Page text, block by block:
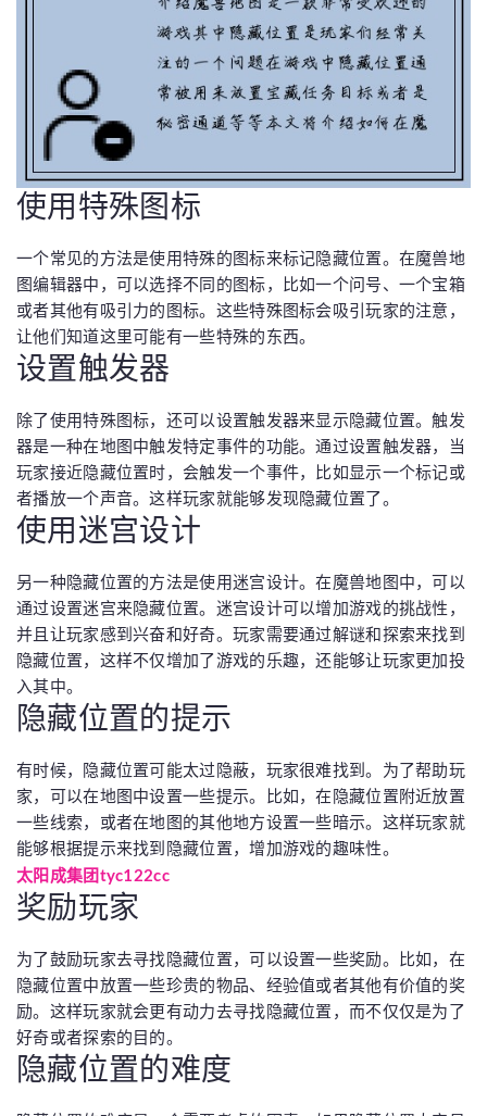
使用特殊图标
一个常见的方法是使用特殊的图标来标记隐藏位置。在魔兽地
图编辑器中，可以选择不同的图标，比如一个问号、一个宝箱
或者其他有吸引力的图标。这些特殊图标会吸引玩家的注意，
让他们知道这里可能有一些特殊的东西。
设置触发器
除了使用特殊图标，还可以设置触发器来显示隐藏位置。触发
器是一种在地图中触发特定事件的功能。通过设置触发器，当
玩家接近隐藏位置时，会触发一个事件，比如显示一个标记或
者播放一个声音。这样玩家就能够发现隐藏位置了。
使用迷宫设计
另一种隐藏位置的方法是使用迷宫设计。在魔兽地图中，可以
通过设置迷宫来隐藏位置。迷宫设计可以增加游戏的挑战性，
并且让玩家感到兴奋和好奇。玩家需要通过解谜和探索来找到
隐藏位置，这样不仅增加了游戏的乐趣，还能够让玩家更加投
入其中。
隐藏位置的提示
有时候，隐藏位置可能太过隐蔽，玩家很难找到。为了帮助玩
家，可以在地图中设置一些提示。比如，在隐藏位置附近放置
一些线索，或者在地图的其他地方设置一些暗示。这样玩家就
能够根据提示来找到隐藏位置，增加游戏的趣味性。
太阳成集团tyc122cc
奖励玩家
为了鼓励玩家去寻找隐藏位置，可以设置一些奖励。比如，在
隐藏位置中放置一些珍贵的物品、经验值或者其他有价值的奖
励。这样玩家就会更有动力去寻找隐藏位置，而不仅仅是为了
好奇或者探索的目的。
隐藏位置的难度